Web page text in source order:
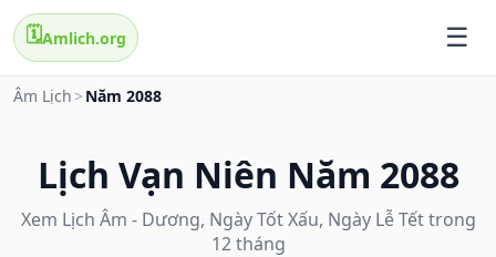
🗓️Amlich.org
Âm Lịch > Năm 2088
Lịch Vạn Niên Năm 2088
Xem Lịch Âm - Dương, Ngày Tốt Xấu, Ngày Lễ Tết trong
12 tháng